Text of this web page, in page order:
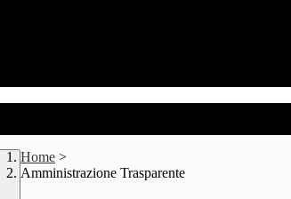
Home >
Amministrazione Trasparente